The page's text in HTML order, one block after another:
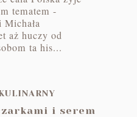
tematem -
aż huczy od
ta his...
i serem